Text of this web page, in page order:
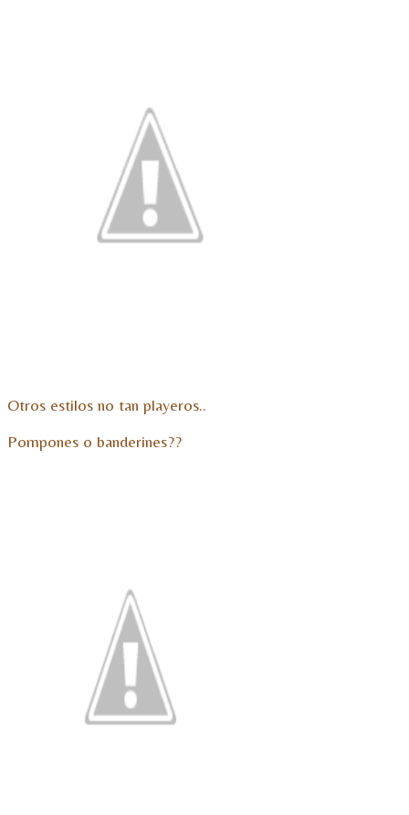
Otros estilos no tan playeros..
Pompones o banderines??